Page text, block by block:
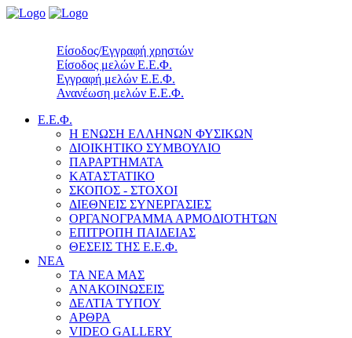
Είσοδος/Εγγραφή χρηστών
Είσοδος μελών Ε.Ε.Φ.
Εγγραφή μελών Ε.Ε.Φ.
Ανανέωση μελών Ε.Ε.Φ.
Ε.Ε.Φ.
Η ΕΝΩΣΗ ΕΛΛΗΝΩΝ ΦΥΣΙΚΩΝ
ΔΙΟΙΚΗΤΙΚΟ ΣΥΜΒΟΥΛΙΟ
ΠΑΡΑΡΤΗΜΑΤΑ
ΚΑΤΑΣΤΑΤΙΚΟ
ΣΚΟΠΟΣ - ΣΤΟΧΟΙ
ΔΙΕΘΝΕΙΣ ΣΥΝΕΡΓΑΣΙΕΣ
ΟΡΓΑΝΟΓΡΑΜΜΑ ΑΡΜΟΔΙΟΤΗΤΩΝ
ΕΠΙΤΡΟΠΗ ΠΑΙΔΕΙΑΣ
ΘΕΣΕΙΣ ΤΗΣ Ε.Ε.Φ.
ΝΕΑ
ΤΑ ΝΕΑ ΜΑΣ
ΑΝΑΚΟΙΝΩΣΕΙΣ
ΔΕΛΤΙΑ ΤΥΠΟΥ
ΑΡΘΡΑ
VIDEO GALLERY